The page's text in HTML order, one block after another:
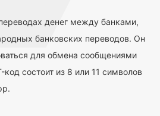
денег между банками,
банковских переводов. Он
для обмена сообщениями
состоит из 8 или 11 символов